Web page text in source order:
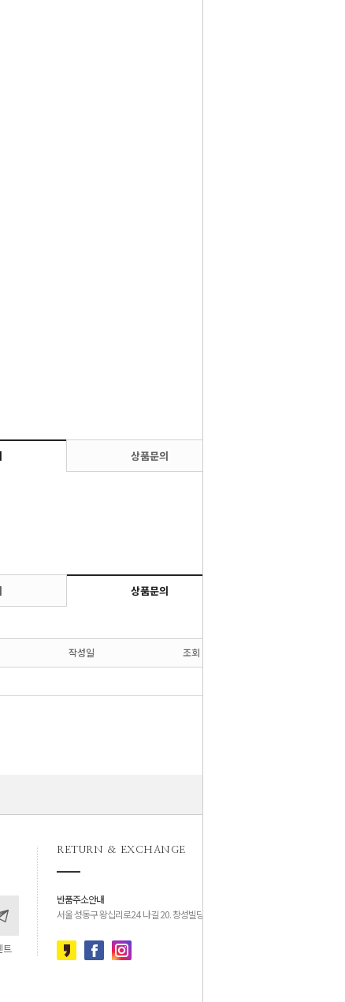
상품문의
상품문의
작성일 조회
트
RETURN & EXCHANGE
반품주소안내
서울 성동구 왕십리로24 나길 20. 창성빌딩 4층